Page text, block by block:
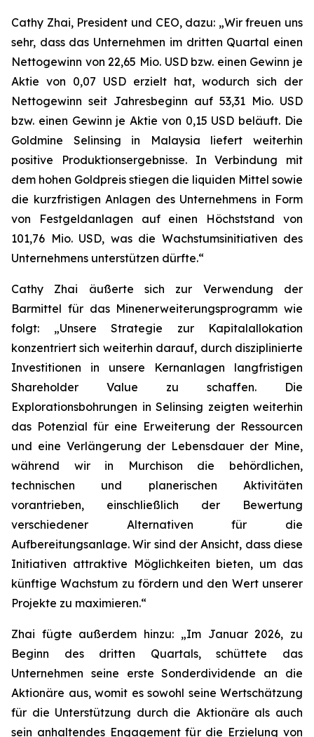
Cathy Zhai, President und CEO, dazu: „Wir freuen uns
sehr, dass das Unternehmen im dritten Quartal einen
Nettogewinn von 22,65 Mio. USD bzw. einen Gewinn je
Aktie von 0,07 USD erzielt hat, wodurch sich der
Nettogewinn seit Jahresbeginn auf 53,31 Mio. USD
bzw. einen Gewinn je Aktie von 0,15 USD beläuft. Die
Goldmine Selinsing in Malaysia liefert weiterhin
positive Produktionsergebnisse. In Verbindung mit
dem hohen Goldpreis stiegen die liquiden Mittel sowie
die kurzfristigen Anlagen des Unternehmens in Form
von Festgeldanlagen auf einen Höchststand von
101,76 Mio. USD, was die Wachstumsinitiativen des
Unternehmens unterstützen dürfte.“
Cathy Zhai äußerte sich zur Verwendung der
Barmittel für das Minenerweiterungsprogramm wie
folgt: „Unsere Strategie zur Kapitalallokation
konzentriert sich weiterhin darauf, durch disziplinierte
Investitionen in unsere Kernanlagen langfristigen
Shareholder Value zu schaffen. Die
Explorationsbohrungen in Selinsing zeigten weiterhin
das Potenzial für eine Erweiterung der Ressourcen
und eine Verlängerung der Lebensdauer der Mine,
während wir in Murchison die behördlichen,
technischen und planerischen Aktivitäten
vorantrieben, einschließlich der Bewertung
verschiedener Alternativen für die
Aufbereitungsanlage. Wir sind der Ansicht, dass diese
Initiativen attraktive Möglichkeiten bieten, um das
künftige Wachstum zu fördern und den Wert unserer
Projekte zu maximieren.“
Zhai fügte außerdem hinzu: „Im Januar 2026, zu
Beginn des dritten Quartals, schüttete das
Unternehmen seine erste Sonderdividende an die
Aktionäre aus, womit es sowohl seine Wertschätzung
für die Unterstützung durch die Aktionäre als auch
sein anhaltendes Engagement für die Erzielung von